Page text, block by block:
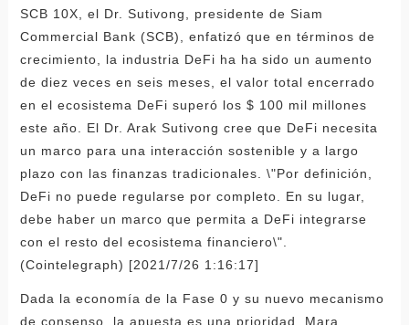
SCB 10X, el Dr. Sutivong, presidente de Siam
Commercial Bank (SCB), enfatizó que en términos de
crecimiento, la industria DeFi ha ha sido un aumento
de diez veces en seis meses, el valor total encerrado
en el ecosistema DeFi superó los $ 100 mil millones
este año. El Dr. Arak Sutivong cree que DeFi necesita
un marco para una interacción sostenible y a largo
plazo con las finanzas tradicionales. \"Por definición,
DeFi no puede regularse por completo. En su lugar,
debe haber un marco que permita a DeFi integrarse
con el resto del ecosistema financiero\".
(Cointelegraph) [2021/7/26 1:16:17]
Dada la economía de la Fase 0 y su nuevo mecanismo
de consenso, la apuesta es una prioridad. Mara